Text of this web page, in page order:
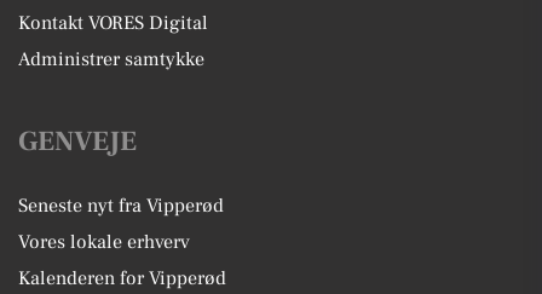
Kontakt VORES Digital
Administrer samtykke
GENVEJE
Seneste nyt fra Vipperød
Vores lokale erhverv
Kalenderen for Vipperød